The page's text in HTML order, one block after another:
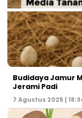
Budidaya Jamur
Jerami Padi
7 Agustus 2025 |